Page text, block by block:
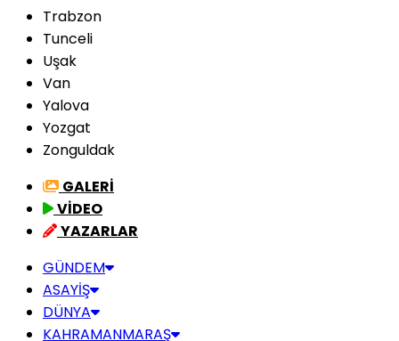
Trabzon
Tunceli
Uşak
Van
Yalova
Yozgat
Zonguldak
GALERİ
VİDEO
YAZARLAR
GÜNDEM
ASAYİŞ
DÜNYA
KAHRAMANMARAŞ